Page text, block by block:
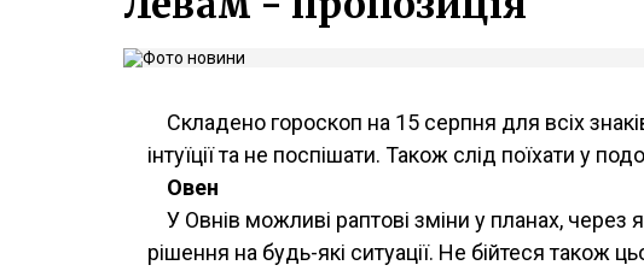
Складено гороскоп на 15 серпня для всіх
інтуїції та не поспішати. Також слід поїхати у
Овен
У Овнів можливі раптові зміни у планах,
рішення на будь-які ситуації. Не бійтеся також